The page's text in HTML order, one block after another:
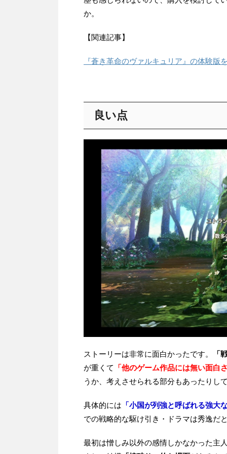
か。
【関連記事】
『蒼き革命のヴァルキュリア』の体験版
良い点
ストーリーは非常に面白かったです。
「
が重くて
「他のゲーム作品には無い面白
うか、考えさせられる部分もあったりし
具体的には 「小国が列強と呼ばれる強大
での戦略的な駆け引き・ドラマは秀逸だ
最初は憎しみ以外の感情しかなかった主